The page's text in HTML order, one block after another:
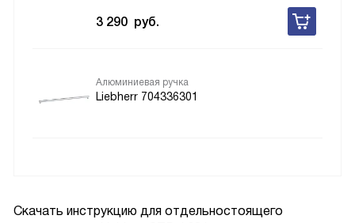
Скачать инструкцию для отдельностоящего
3 290 руб.
Алюминиевая ручка
Liebherr 704336301